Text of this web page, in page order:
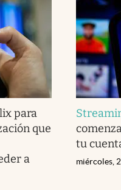
para
que
a
tu
miércoles,